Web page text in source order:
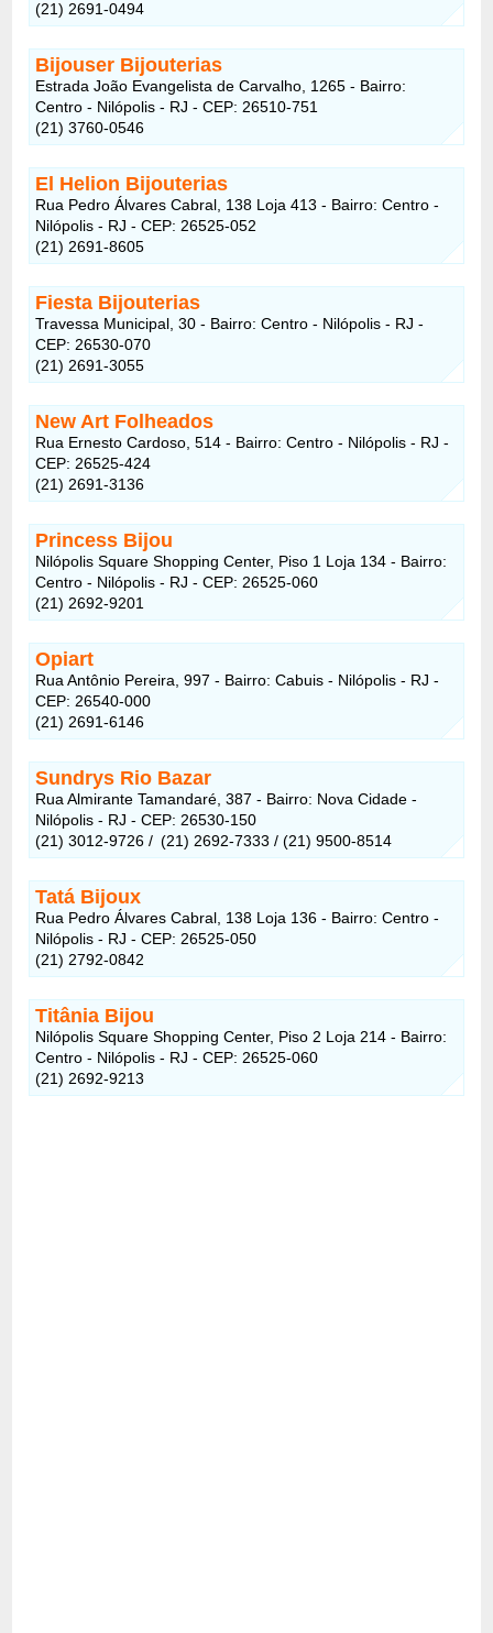
(21) 2691-0494
Bijouser Bijouterias
Estrada João Evangelista de Carvalho, 1265 - Bairro:
Centro - Nilópolis - RJ - CEP: 26510-751
(21) 3760-0546
El Helion Bijouterias
Rua Pedro Álvares Cabral, 138 Loja 413 - Bairro: Centro -
Nilópolis - RJ - CEP: 26525-052
(21) 2691-8605
Fiesta Bijouterias
Travessa Municipal, 30 - Bairro: Centro - Nilópolis - RJ -
CEP: 26530-070
(21) 2691-3055
New Art Folheados
Rua Ernesto Cardoso, 514 - Bairro: Centro - Nilópolis - RJ -
CEP: 26525-424
(21) 2691-3136
Princess Bijou
Nilópolis Square Shopping Center, Piso 1 Loja 134 - Bairro:
Centro - Nilópolis - RJ - CEP: 26525-060
(21) 2692-9201
Opiart
Rua Antônio Pereira, 997 - Bairro: Cabuis - Nilópolis - RJ -
CEP: 26540-000
(21) 2691-6146
Sundrys Rio Bazar
Rua Almirante Tamandaré, 387 - Bairro: Nova Cidade -
Nilópolis - RJ - CEP: 26530-150
(21) 3012-9726 / (21) 2692-7333 / (21) 9500-8514
Tatá Bijoux
Rua Pedro Álvares Cabral, 138 Loja 136 - Bairro: Centro -
Nilópolis - RJ - CEP: 26525-050
(21) 2792-0842
Titânia Bijou
Nilópolis Square Shopping Center, Piso 2 Loja 214 - Bairro:
Centro - Nilópolis - RJ - CEP: 26525-060
(21) 2692-9213